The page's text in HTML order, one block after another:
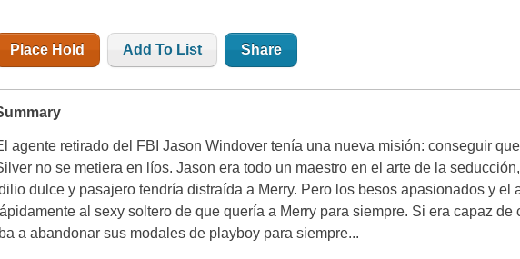
Place Hold Add To List Share
agente retirado del FBI Jason Windover tenía una nueva misión: conseguir
no se metiera en líos. Jason era todo un maestro en el arte de la
dulce y pasajero tendría distraída a Merry. Pero los besos apasionados y el
al sexy soltero de que quería a Merry para siempre. Si era capaz de
a abandonar sus modales de playboy para siempre...